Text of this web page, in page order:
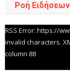
Ροή Ειδήσεων
RSS Error: https://
invalid characters.
column 88